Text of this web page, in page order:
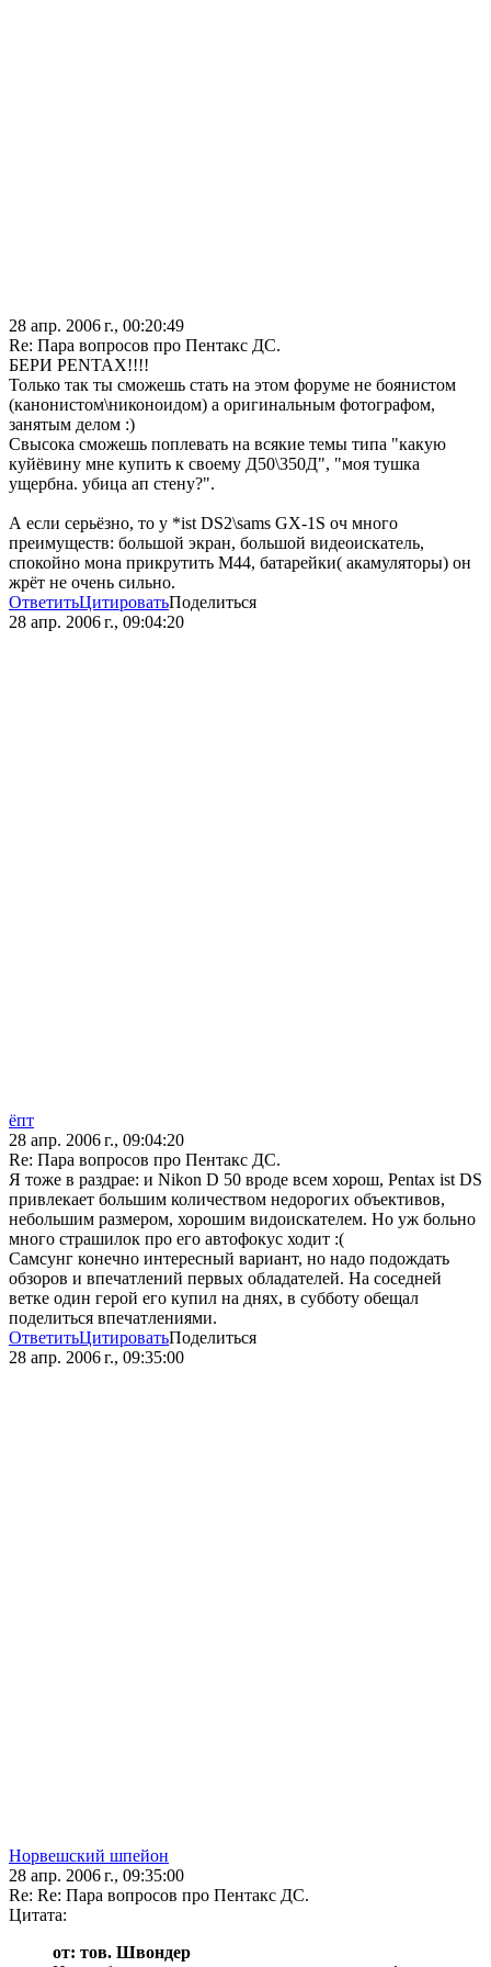
28 апр. 2006 г., 00:20:49
Re: Пара вопросов про Пентакс ДС.
БЕРИ PENTAX!!!!
Только так ты сможешь стать на этом форуме не боянистом
(канонистом\никоноидом) а оригинальным фотографом,
занятым делом :)
Свысока сможешь поплевать на всякие темы типа "какую
куйёвину мне купить к своему Д50\350Д", "моя тушка
ущербна. убица ап стену?".
А если серьёзно, то у *ist DS2\sams GX-1S оч много
преимуществ: большой экран, большой видеоискатель,
спокойно мона прикрутить М44, батарейки( акамуляторы) он
жрёт не очень сильно.
ОтветитьЦитироватьПоделиться
28 апр. 2006 г., 09:04:20
ёпт
28 апр. 2006 г., 09:04:20
Re: Пара вопросов про Пентакс ДС.
Я тоже в раздрае: и Nikon D 50 вроде всем хорош, Pentax ist DS
привлекает большим количеством недорогих объективов,
небольшим размером, хорошим видоискателем. Но уж больно
много страшилок про его автофокус ходит :(
Самсунг конечно интересный вариант, но надо подождать
обзоров и впечатлений первых обладателей. На соседней
ветке один герой его купил на днях, в субботу обещал
поделиться впечатлениями.
ОтветитьЦитироватьПоделиться
28 апр. 2006 г., 09:35:00
Норвешский шпейон
28 апр. 2006 г., 09:35:00
Re: Re: Пара вопросов про Пентакс ДС.
Цитата:
от: тов. Швондер